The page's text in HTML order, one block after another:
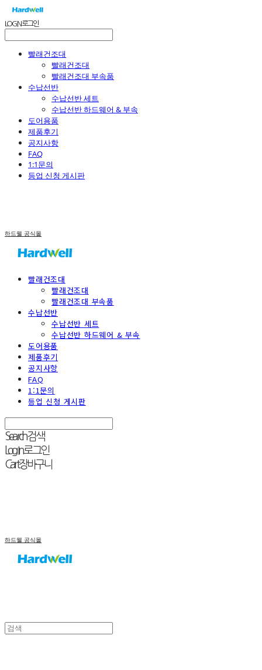
LOG IN로그인
빨래건조대
빨래건조대
빨래건조대 부속품
수납선반
수납선반 세트
수납선반 하드웨어 & 부속
도어용품
제품후기
공지사항
FAQ
1:1문의
등업 신청 게시판
하드웰 공식몰
빨래건조대
빨래건조대
빨래건조대 부속품
수납선반
수납선반 세트
수납선반 하드웨어 & 부속
도어용품
제품후기
공지사항
FAQ
1:1문의
등업 신청 게시판
Search검색
Log In로그인
Cart장바구니
하드웰 공식몰